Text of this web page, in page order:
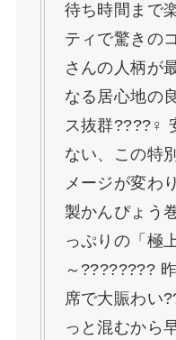
待ち時間まで
ティで驚きの
さんの人柄が
なる居心地の
ス抜群????‍♀️
ない、この特
メージが変わ
製かんぴょう
っぷりの「極
～????????
席で大賑わい
っと混むから